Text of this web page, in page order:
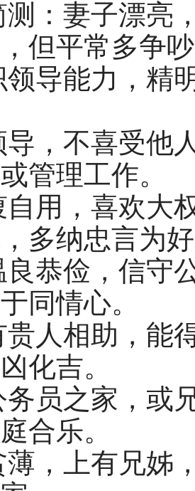
：妻子漂亮
但平常多争
导能力，精
，不喜受他
管理工作。
用，喜欢大
多纳忠言为
恭俭，信守
同情心。
人相助，能
化吉。
员之家，或
合乐。
，上有兄姊